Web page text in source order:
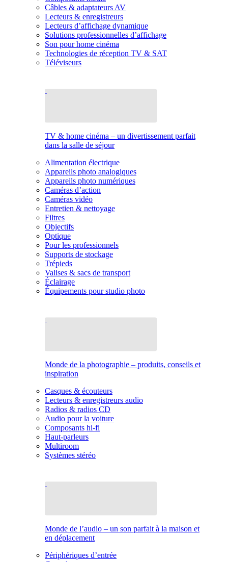
Câbles & adaptateurs AV
Lecteurs & enregistreurs
Lecteurs d’affichage dynamique
Solutions professionnelles d’affichage
Son pour home cinéma
Technologies de réception TV & SAT
Téléviseurs
TV & home cinéma – un divertissement parfait
dans la salle de séjour
Alimentation électrique
Appareils photo analogiques
Appareils photo numériques
Caméras d’action
Caméras vidéo
Entretien & nettoyage
Filtres
Objectifs
Optique
Pour les professionnels
Supports de stockage
Trépieds
Valises & sacs de transport
Éclairage
Équipements pour studio photo
Monde de la photographie – produits, conseils et
inspiration
Casques & écouteurs
Lecteurs & enregistreurs audio
Radios & radios CD
Audio pour la voiture
Composants hi-fi
Haut-parleurs
Multiroom
Systèmes stéréo
Monde de l’audio – un son parfait à la maison et
en déplacement
Périphériques d’entrée